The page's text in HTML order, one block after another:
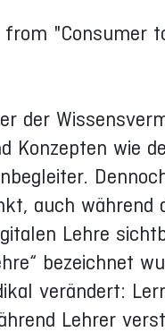
from "Consumer
der
Konzepten wie
auch während
Lehre
bezeichnet
verändert:
Lehrer